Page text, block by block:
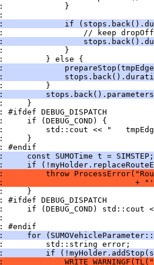
}
if
// keep
}
} else {
}
}
#ifdef DEBUG_DISPATCH
if (DEBUG_COND) {
std::cout << "
}
#endif
const SUMOTime t = SIMSTEP;
if
throw
+
}
#ifdef DEBUG_DISPATCH
if (DEBUG_COND) std::cout
#endif
for
std::string error;
if